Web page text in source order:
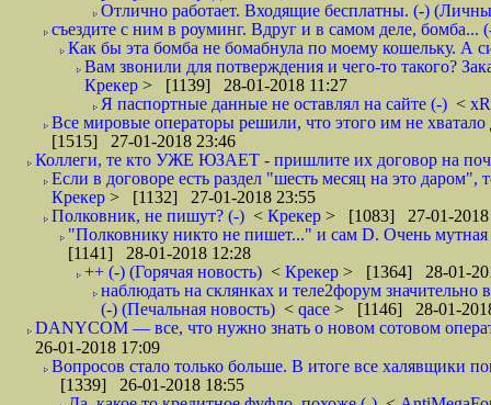
Отлично работает. Входящие бесплатны. (-)
съездите с ним в роуминг. Вдруг и в самом деле, бомба...
Как бы эта бомба не бомабнула по моему кошельку. А
Вам звонили для потверждения и чего-то такого?
Крекер > [1139] 28-01-2018 11:27
Я паспортные данные не оставлял на сайте (-) <
Все мировые операторы решили, что этого им не
[1515] 27-01-2018 23:46
Коллеги, те кто УЖЕ ЮЗАЕТ - пришлите их договор на
Если в договоре есть раздел "шесть месяц на это даром",
Крекер > [1132] 27-01-2018 23:55
Полковник, не пишут? (-) < Крекер > [1083] 27-01-2018
"Полковнику никто не пишет..." и сам D. Очень
[1141] 28-01-2018 12:28
++ (-) (Горячая новость) < Крекер > [1364] 28-01-
наблюдать на склянках и теле2форум
(-) (Печальная новость) < qace > [1146] 28-01-
DANYCOM — все, что нужно знать о новом сотовом
26-01-2018 17:09
Вопросов стало только больше. В итоге все халявщики
[1339] 26-01-2018 18:55